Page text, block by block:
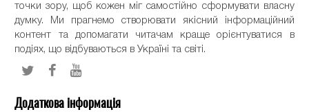
точки зору, щоб кожен міг самостійно сформувати власну
думку. Ми прагнемо створювати якісний інформаційний
контент та допомагати читачам краще орієнтуватися в
подіях, що відбуваються в Україні та світі.
Додаткова інформація